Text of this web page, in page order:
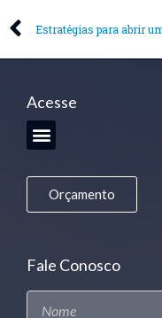
Acesse
Orçamento
Fale Conosco